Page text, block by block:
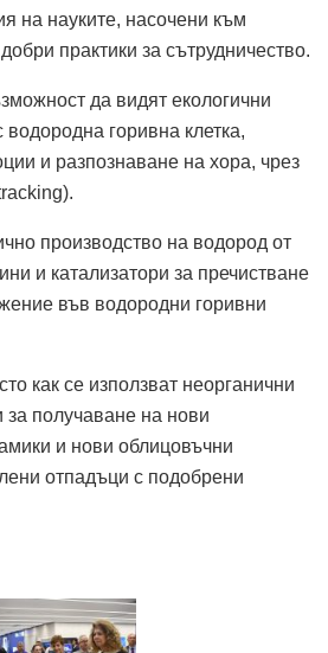
на науките, насочени към
практики за сътрудничество.
да видят екологични
горивна клетка,
и разпознаване на хора, чрез
производство на водород от
и катализатори за пречистване
във водородни горивни
как се използват неорганични
за получаване на нови
и нови облицовъчни
отпадъци с подобрени